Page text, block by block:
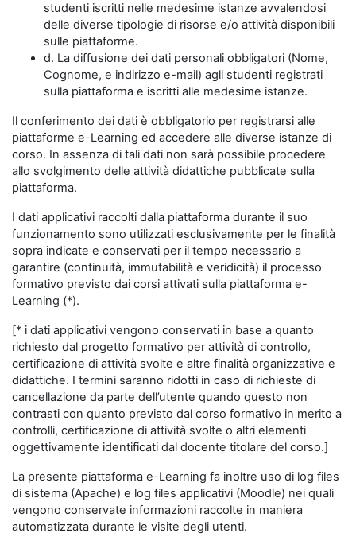
studenti iscritti nelle medesime istanze avvalendosi
delle diverse tipologie di risorse e/o attività disponibili
sulle piattaforme.
d. La diffusione dei dati personali obbligatori (Nome,
Cognome, e indirizzo e-mail) agli studenti registrati
sulla piattaforma e iscritti alle medesime istanze.
Il conferimento dei dati è obbligatorio per registrarsi alle
piattaforme e-Learning ed accedere alle diverse istanze di
corso. In assenza di tali dati non sarà possibile procedere
allo svolgimento delle attività didattiche pubblicate sulla
piattaforma.
I dati applicativi raccolti dalla piattaforma durante il suo
funzionamento sono utilizzati esclusivamente per le finalità
sopra indicate e conservati per il tempo necessario a
garantire (continuità, immutabilità e veridicità) il processo
formativo previsto dai corsi attivati sulla piattaforma e-
Learning (*).
[* i dati applicativi vengono conservati in base a quanto
richiesto dal progetto formativo per attività di controllo,
certificazione di attività svolte e altre finalità organizzative e
didattiche. I termini saranno ridotti in caso di richieste di
cancellazione da parte dell’utente quando questo non
contrasti con quanto previsto dal corso formativo in merito a
controlli, certificazione di attività svolte o altri elementi
oggettivamente identificati dal docente titolare del corso.]
La presente piattaforma e-Learning fa inoltre uso di log files
di sistema (Apache) e log files applicativi (Moodle) nei quali
vengono conservate informazioni raccolte in maniera
automatizzata durante le visite degli utenti.